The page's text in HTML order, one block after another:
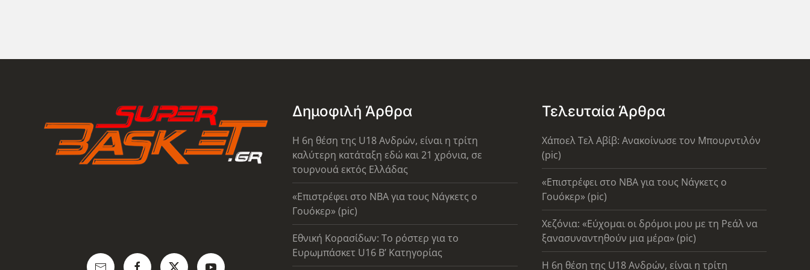
Δημοφιλή Άρθρα
Η 6η θέση της U18 Ανδρών, είναι η τρίτη
καλύτερη κατάταξη εδώ και 21 χρόνια, σε
τουρνουά εκτός Ελλάδας
«Επιστρέφει στο ΝΒΑ για τους Νάγκετς ο
Γουόκερ» (pic)
Εθνική Κορασίδων: Το ρόστερ για το
Ευρωμπάσκετ U16 B’ Κατηγορίας
Τελευταία Άρθρα
Χάποελ Τελ Αβίβ: Ανακοίνωσε τον Μπουρντιλόν
(pic)
«Επιστρέφει στο ΝΒΑ για τους Νάγκετς ο
Γουόκερ» (pic)
Χεζόνια: «Εύχομαι οι δρόμοι μου με τη Ρεάλ να
ξανασυναντηθούν μια μέρα» (pic)
Η 6η θέση της U18 Ανδρών, είναι η τρίτη